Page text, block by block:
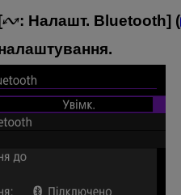
: Налашт. Bluetooth] (